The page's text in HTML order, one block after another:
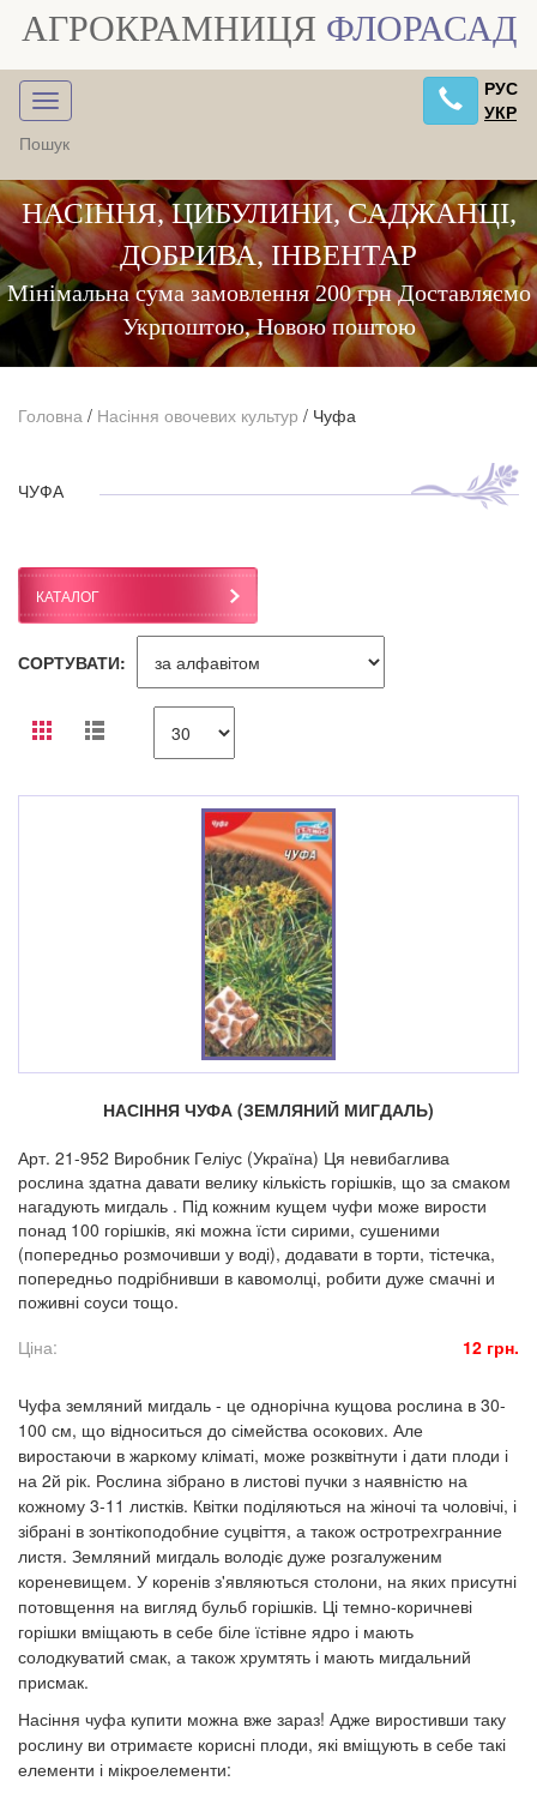
АГРОКРАМНИЦЯ ФЛОРАСАД
РУС
УКР
НАСІННЯ, ЦИБУЛИНИ, САДЖАНЦІ,
ДОБРИВА, ІНВЕНТАР
Мінімальна сума замовлення 200 грн Доставляємо
Укрпоштою, Новою поштою
Головна / Насіння овочевих культур / Чуфа
ЧУФА
КАТАЛОГ
СОРТУВАТИ:
НАСІННЯ ЧУФА (ЗЕМЛЯНИЙ МИГДАЛЬ)
Арт. 21-952 Виробник Геліус (Україна) Ця невибаглива
рослина здатна давати велику кількість горішків, що за смаком
нагадують мигдаль . Під кожним кущем чуфи може вирости
понад 100 горішків, які можна їсти сирими, сушеними
(попередньо розмочивши у воді), додавати в торти, тістечка,
попередньо подрібнивши в кавомолці, робити дуже смачні и
поживні соуси тощо.
Ціна:
12 грн.
Чуфа земляний мигдаль - це однорічна кущова рослина в 30-
100 см, що відноситься до сімейства осокових. Але
виростаючи в жаркому кліматі, може розквітнути і дати плоди і
на 2й рік. Рослина зібрано в листові пучки з наявністю на
кожному 3-11 листків. Квітки поділяються на жіночі та чоловічі, і
зібрані в зонтікоподобние суцвіття, а також остротрехгранние
листя. Земляний мигдаль володіє дуже розгалуженим
кореневищем. У коренів з'являються столони, на яких присутні
потовщення на вигляд бульб горішків. Ці темно-коричневі
горішки вміщають в себе біле їстівне ядро ​​і мають
солодкуватий смак, а також хрумтять і мають мигдальний
присмак.
Насіння чуфа купити можна вже зараз! Адже виростивши таку
рослину ви отримаєте корисні плоди, які вміщують в себе такі
елементи і мікроелементи: